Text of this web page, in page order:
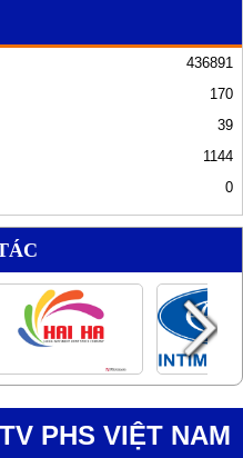
436891
170
39
1144
0
PHS VIỆT NAM